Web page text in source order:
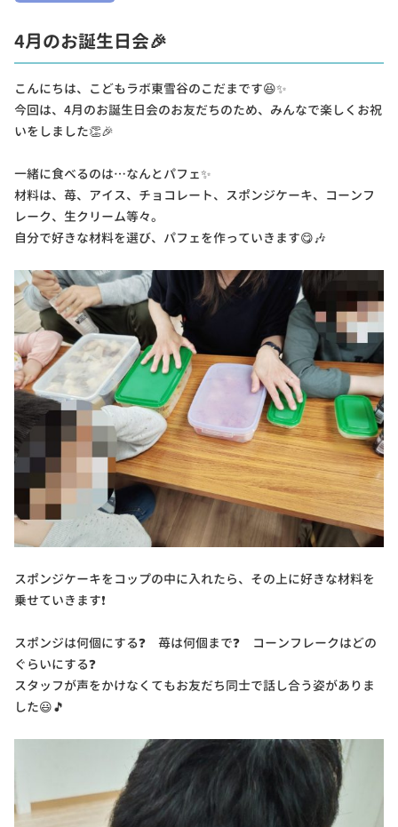
4月のお誕生日会🎉
こんにちは、こどもラボ東雪谷のこだまです😆✨
今回は、4月のお誕生日会のお友だちのため、みんなで楽しくお祝
いをしました👏🎉
一緒に食べるのは…なんとパフェ✨
材料は、苺、アイス、チョコレート、スポンジケーキ、コーンフ
レーク、生クリーム等々。
自分で好きな材料を選び、パフェを作っていきます😋🎶
スポンジケーキをコップの中に入れたら、その上に好きな材料を
乗せていきます❗
スポンジは何個にする❓ 苺は何個まで❓ コーンフレークはどの
ぐらいにする❓
スタッフが声をかけなくてもお友だち同士で話し合う姿がありま
した😃🎵